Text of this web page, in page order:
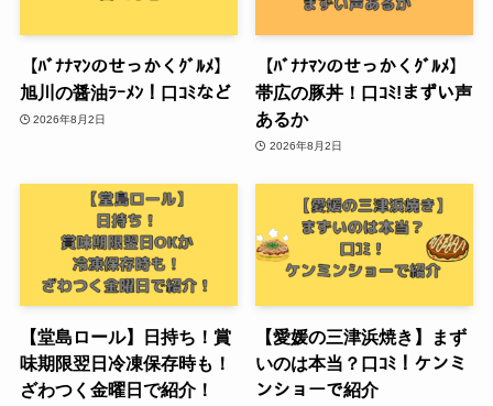
【ﾊﾞﾅﾅﾏﾝのせっかくｸﾞﾙﾒ】
旭川の醤油ﾗｰﾒﾝ！口ｺﾐなど
2026年8月2日
【ﾊﾞﾅﾅﾏﾝのせっかくｸﾞﾙﾒ】
帯広の豚丼！口ｺﾐ!まずい声
あるか
2026年8月2日
【堂島ロール】日持ち！賞
味期限翌日冷凍保存時も！
ざわつく金曜日で紹介！
【愛媛の三津浜焼き】まず
いのは本当？口ｺﾐ！ケンミ
ンショーで紹介